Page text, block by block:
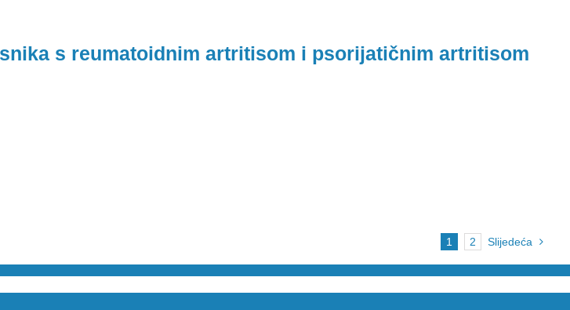
s reumatoidnim artritisom i psorijatičnim artritisom
1 2 Slijedeća